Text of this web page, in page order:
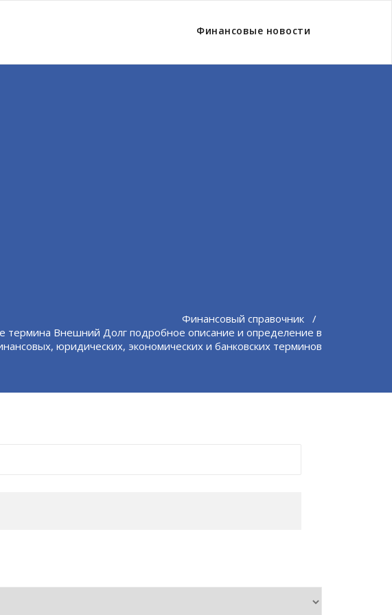
Финансовые новости
Финансовый справочник /
термина Внешний Долг подробное описание и определение в
юридических, экономических и банковских терминов